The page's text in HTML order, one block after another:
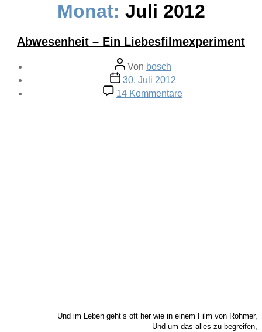
Monat: Juli 2012
Abwesenheit – Ein Liebesfilmexperiment
Beitragsautor
Von bosch
Veröffentlichungsdatum
30. Juli 2012
14 Kommentare
Abwesenheit –
Und im Leben geht’s oft her wie in einem Film von Rohmer,
Und um das alles zu begreifen,